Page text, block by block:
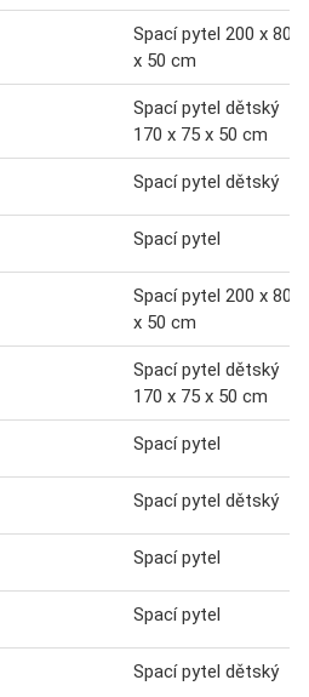
Spací pytel 200 x 80
x 50 cm
Spací pytel dětský
170 x 75 x 50 cm
Spací pytel dětský
Spací pytel
Spací pytel 200 x 80
x 50 cm
Spací pytel dětský
170 x 75 x 50 cm
Spací pytel
Spací pytel dětský
Spací pytel
Spací pytel
Spací pytel dětský